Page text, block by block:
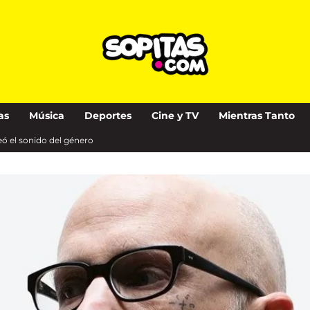
Música Deportes Cine y TV Mientras Tanto
el sonido del género